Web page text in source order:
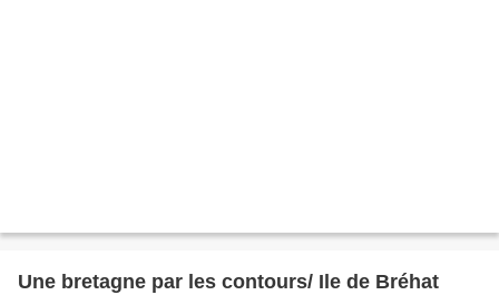
Une bretagne par les contours/ Ile de Bréhat